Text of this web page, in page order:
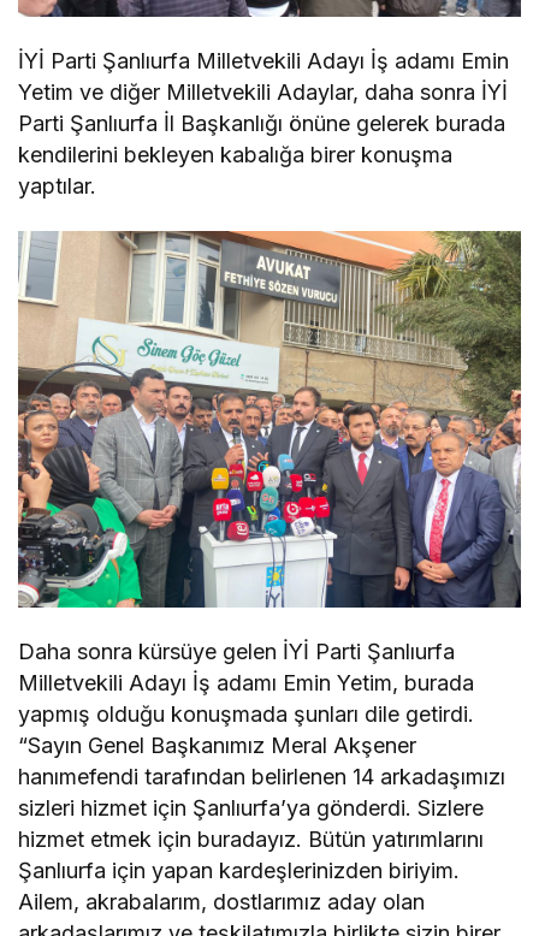
İYİ Parti Şanlıurfa Milletvekili Adayı İş adamı Emin
Yetim ve diğer Milletvekili Adaylar, daha sonra İYİ
Parti Şanlıurfa İl Başkanlığı önüne gelerek burada
kendilerini bekleyen kabalığa birer konuşma
yaptılar.
Daha sonra kürsüye gelen İYİ Parti Şanlıurfa
Milletvekili Adayı İş adamı Emin Yetim, burada
yapmış olduğu konuşmada şunları dile getirdi.
“Sayın Genel Başkanımız Meral Akşener
hanımefendi tarafından belirlenen 14 arkadaşımızı
sizleri hizmet için Şanlıurfa’ya gönderdi. Sizlere
hizmet etmek için buradayız. Bütün yatırımlarını
Şanlıurfa için yapan kardeşlerinizden biriyim.
Ailem, akrabalarım, dostlarımız aday olan